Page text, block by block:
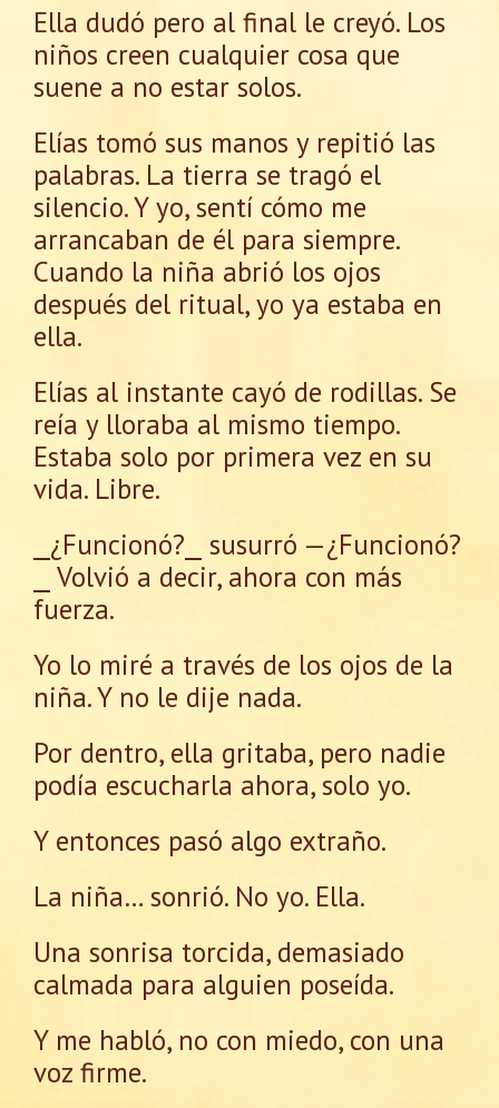
Ella dudó pero al final le creyó. Los
niños creen cualquier cosa que
suene a no estar solos.
Elías tomó sus manos y repitió las
palabras. La tierra se tragó el
silencio. Y yo, sentí cómo me
arrancaban de él para siempre.
Cuando la niña abrió los ojos
después del ritual, yo ya estaba en
ella.
Elías al instante cayó de rodillas. Se
reía y lloraba al mismo tiempo.
Estaba solo por primera vez en su
vida. Libre.
⎯¿Funcionó?⎯ susurró —¿Funcionó?
⎯ Volvió a decir, ahora con más
fuerza.
Yo lo miré a través de los ojos de la
niña. Y no le dije nada.
Por dentro, ella gritaba, pero nadie
podía escucharla ahora, solo yo.
Y entonces pasó algo extraño.
La niña… sonrió. No yo. Ella.
Una sonrisa torcida, demasiado
calmada para alguien poseída.
Y me habló, no con miedo, con una
voz firme.